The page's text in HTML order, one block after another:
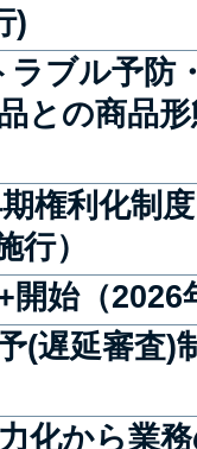
)
ブル予防
との商品
権利化制
行）
始（2026
(遅延審査)
化から業